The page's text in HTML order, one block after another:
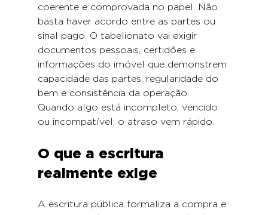
coerente e comprovada no papel. Não
basta haver acordo entre as partes ou
sinal pago. O tabelionato vai exigir
documentos pessoais, certidões e
informações do imóvel que demonstrem
capacidade das partes, regularidade do
bem e consistência da operação.
Quando algo está incompleto, vencido
ou incompatível, o atraso vem rápido.
O que a escritura
realmente exige
A escritura pública formaliza a compra e